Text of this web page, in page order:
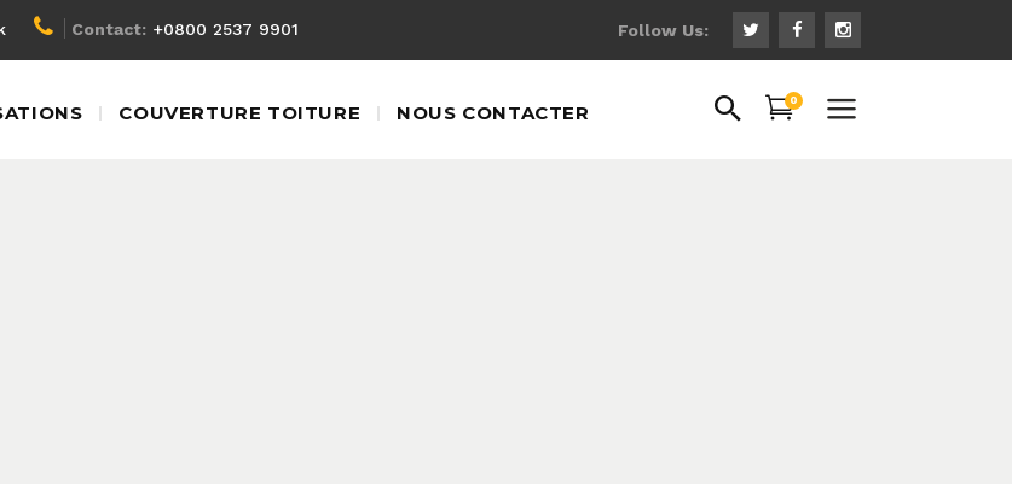
Contact: +0800 2537 9901 Follow Us:
COUVERTURE TOITURE NOUS CONTACTER
0